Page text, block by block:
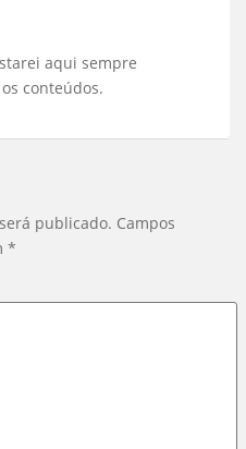
aqui sempre
conteúdos.
publicado. Campos
*